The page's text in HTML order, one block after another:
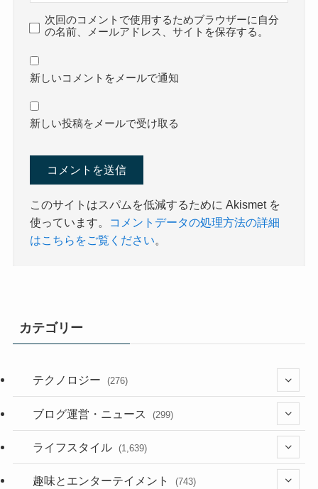
次回のコメントで使用するためブラウザーに自分
の名前、メールアドレス、サイトを保存する。
新しいコメントをメールで通知
新しい投稿をメールで受け取る
このサイトはスパムを低減するために Akismet を
使っています。
コメントデータの処理方法の詳細
はこちらをご覧ください。
カテゴリー
テクノロジー (276)
(36)
(187)
ブログ運営・ニュース (299)
(118)
(181)
ライフスタイル (1,639)
(394)
趣味とエンターテイメント (743)